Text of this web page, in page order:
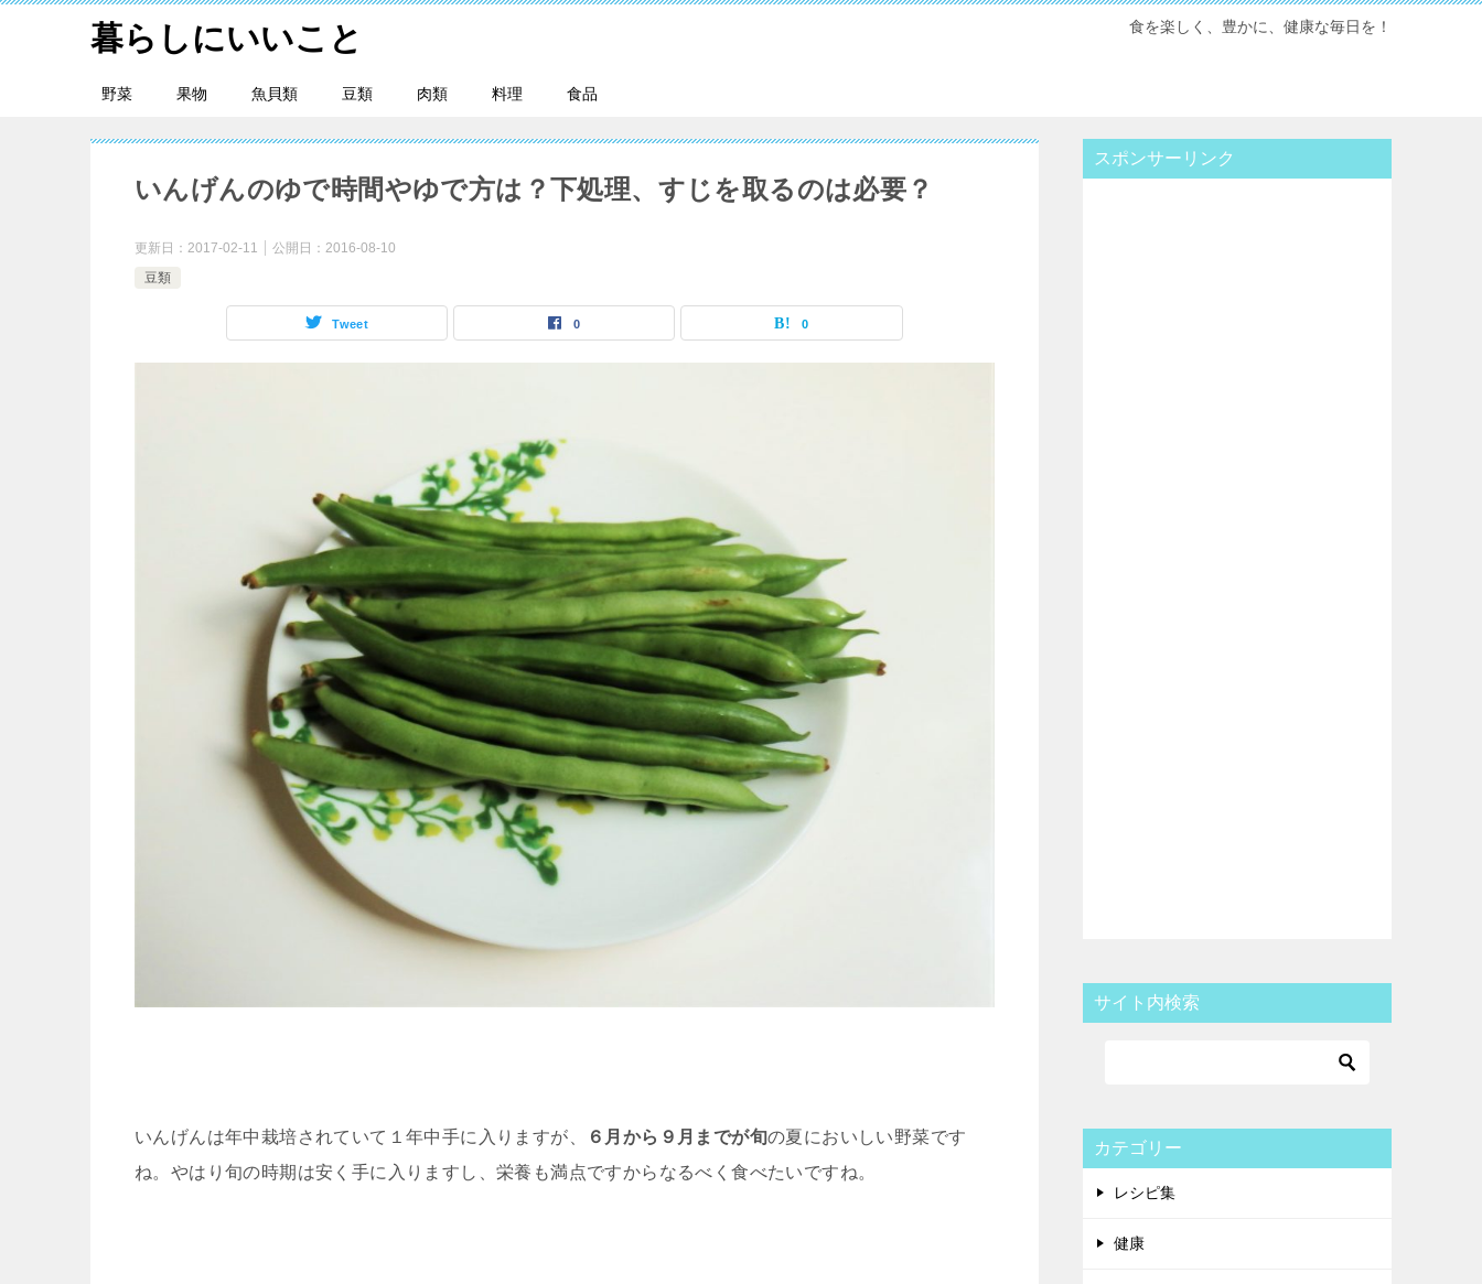
暮らしにいいこと 食を楽しく、豊かに、健康な毎日を！
野菜 果物 魚貝類 豆類 肉類 料理 食品
いんげんのゆで時間やゆで方は？下処理、すじを取るのは必要？
更新日： 2017-02-11 公開日： 2016-08-10
豆類
Tweet 0 0
いんげんは年中栽培されていて１年中手に入りますが、 ６月から９月までが旬の夏においしい野菜です
ね。やはり旬の時期は安く手に入りますし、栄養も満点ですからなるべく食べたいですね。
スポンサーリンク
サイト内検索
カテゴリー
レシピ集
健康